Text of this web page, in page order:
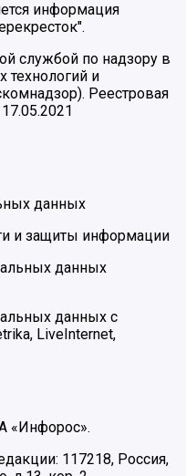
информация
службой по надзору в
технологий и
Реестровая
данных
и защиты информации
данных
данных с
LiveInternet,
«Инфорос».
117218, Россия,